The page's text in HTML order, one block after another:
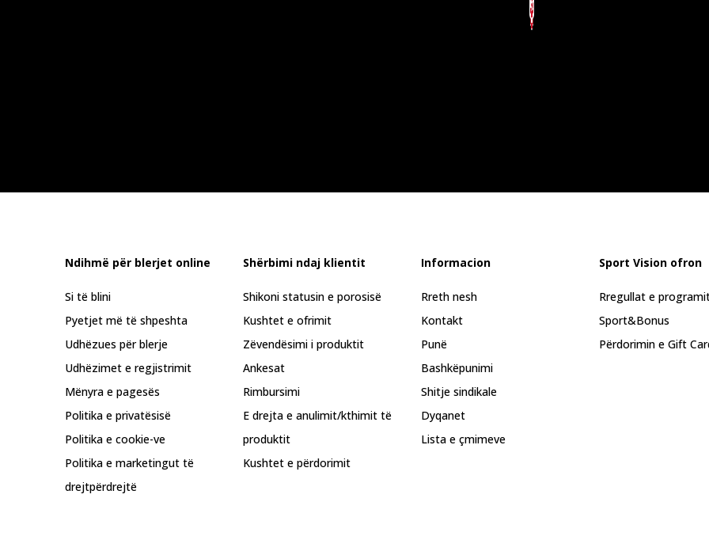
Ndihmë për blerjet online
Si të blini
Pyetjet më të shpeshta
Udhëzues për blerje
Udhëzimet e regjistrimit
Mënyra e pagesës
Politika e privatësisë
Politika e cookie-ve
Politika e marketingut të
drejtpërdrejtë
Shërbimi ndaj klientit
Shikoni statusin e porosisë
Kushtet e ofrimit
Zëvendësimi i produktit
Ankesat
Rimbursimi
E drejta e anulimit/kthimit të
produktit
Kushtet e përdorimit
Informacion
Rreth nesh
Kontakt
Punë
Bashkëpunimi
Shitje sindikale
Dyqanet
Lista e çmimeve
Sport Vision ofron
Rregullat e
Sport&Bonus
Përdorimin e Gift